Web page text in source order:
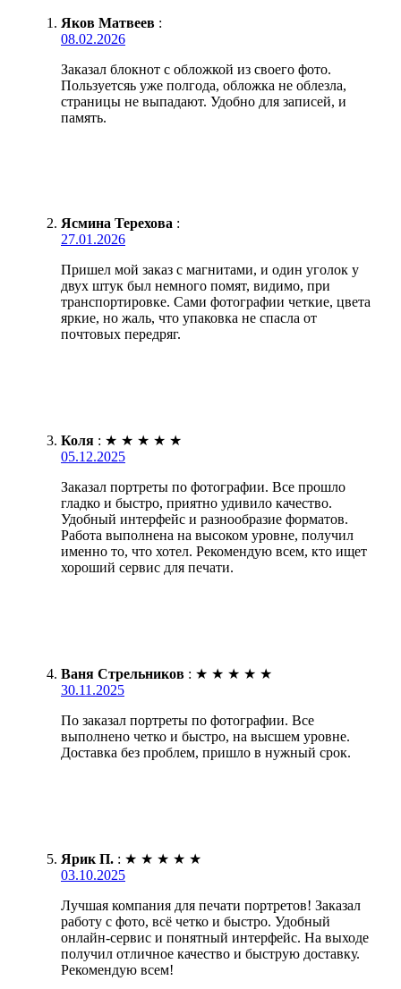
Яков Матвеев :
08.02.2026
Заказал блокнот с обложкой из своего фото.
Пользуетсяь уже полгода, обложка не облезла,
страницы не выпадают. Удобно для записей, и
память.
Ясмина Терехова :
27.01.2026
Пришел мой заказ с магнитами, и один уголок у
двух штук был немного помят, видимо, при
транспортировке. Сами фотографии четкие, цвета
яркие, но жаль, что упаковка не спасла от
почтовых передряг.
Коля : ★ ★ ★ ★ ★
05.12.2025
Заказал портреты по фотографии. Все прошло
гладко и быстро, приятно удивило качество.
Удобный интерфейс и разнообразие форматов.
Работа выполнена на высоком уровне, получил
именно то, что хотел. Рекомендую всем, кто ищет
хороший сервис для печати.
Ваня Стрельников : ★ ★ ★ ★ ★
30.11.2025
По заказал портреты по фотографии. Все
выполнено четко и быстро, на высшем уровне.
Доставка без проблем, пришло в нужный срок.
Ярик П. : ★ ★ ★ ★ ★
03.10.2025
Лучшая компания для печати портретов! Заказал
работу с фото, всё четко и быстро. Удобный
онлайн-сервис и понятный интерфейс. На выходе
получил отличное качество и быструю доставку.
Рекомендую всем!